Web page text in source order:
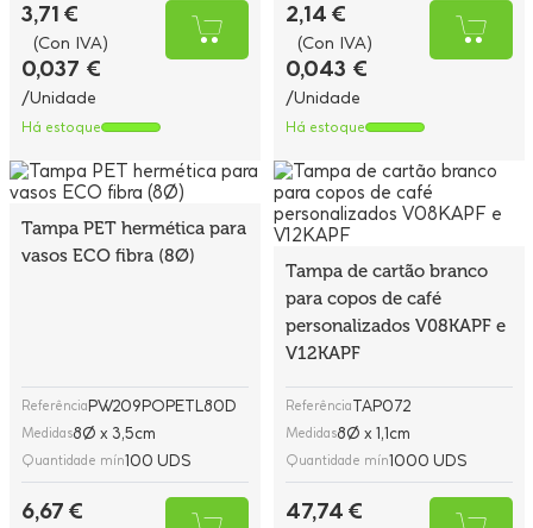
3,71 €
(Con IVA)
0,037 €
/Unidade
Há estoque
2,14 €
(Con IVA)
0,043 €
/Unidade
Há estoque
Tampa PET hermética para
vasos ECO fibra (8Ø)
ReferênciaPW209POPETL80D
Medidas8Ø x 3,5cm
Quantidade mín100 UDS
6,67 €
Tampa de cartão branco
para copos de café
personalizados V08KAPF e
V12KAPF
ReferênciaTAP072
Medidas8Ø x 1,1cm
Quantidade mín1000 UDS
47,74 €